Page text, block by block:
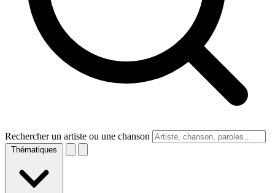
Rechercher un artiste ou une chanson
Thématiques